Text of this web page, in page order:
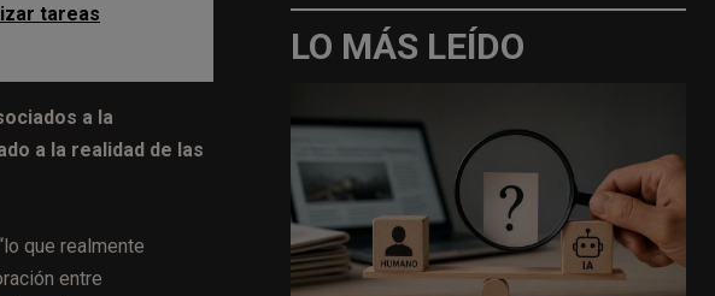
tareas
a la
a la realidad de las
que realmente
entre
LO MÁS LEÍDO